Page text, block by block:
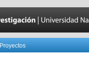
Proyectos